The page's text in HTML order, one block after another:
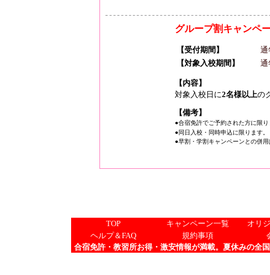
グループ割キャンペ
【受付期間】
通
【対象入校期間】
通
【内容】
対象入校日に2名様以上の
【備考】
●合宿免許でご予約された方に限
●同日入校・同時申込に限ります。
●早割・学割キャンペーンとの併
TOP キャンペーン一覧
オリ
ヘルプ＆FAQ
規約事項
合宿免許・教習所お得・激安情報が満載。夏休みの全